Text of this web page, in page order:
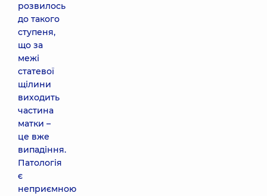
розвилось
до такого
ступеня,
що за
межі
статевої
щілини
виходить
частина
матки –
це вже
випадіння.
Патологія
є
неприємною